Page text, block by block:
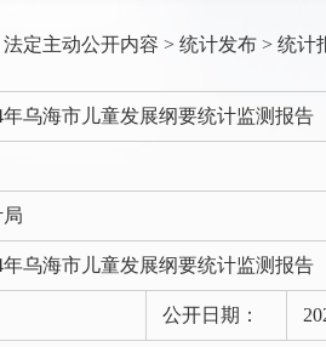
法定主动公开内容 > 统计发布 > 统计
年乌海市儿童发展纲要统计监测报告
年乌海市儿童发展纲要统计监测报告
公开日期：